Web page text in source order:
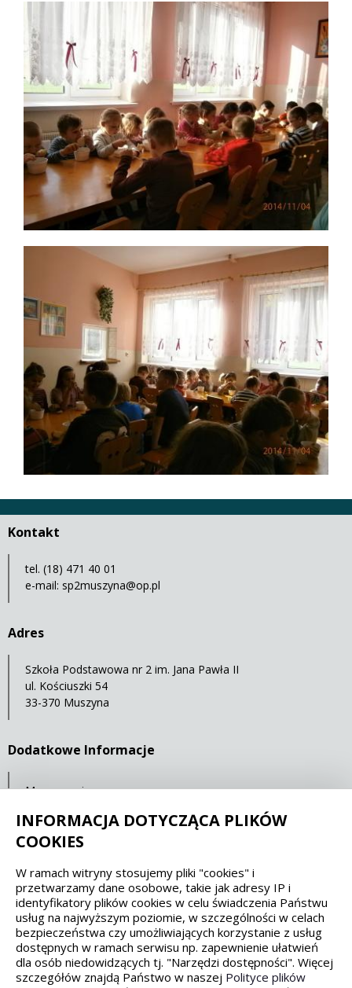
Kontakt
tel. (18) 471 40 01
e-mail: sp2muszyna@op.pl
Adres
Szkoła Podstawowa nr 2 im. Jana Pawła II
ul. Kościuszki 54
33-370 Muszyna
Dodatkowe Informacje
Mapa serwisu
Ochrona danych osobowych
Spełniamy standardy dostępności oraz W3C
WCAG 2.1 SECTION 508 EAA/EN 301549
IS 5568
INFORMACJA DOTYCZĄCA PLIKÓW
COOKIES
W ramach witryny stosujemy pliki "cookies" i
przetwarzamy dane osobowe, takie jak adresy IP i
identyfikatory plików cookies w celu świadczenia Państwu
usług na najwyższym poziomie, w szczególności w celach
bezpieczeństwa czy umożliwiających korzystanie z usług
dostępnych w ramach serwisu np. zapewnienie ułatwień
dla osób niedowidzących tj. "Narzędzi dostępności". Więcej
szczegółów znajdą Państwo w naszej Polityce plików